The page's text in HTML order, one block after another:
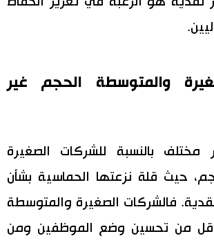
والمتوسطة الحجم غير
بالنسبة للشركات الصغيرة
حيث قلة نزعتها الحماسية بشأن
نقدية. فالشركات الصغيرة والمتوسطة
من تحسين وضع الموظفين ومن